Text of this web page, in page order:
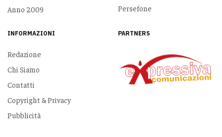
Anno 2009
Persefone
INFORMAZIONI
Redazione
Chi Siamo
Contatti
Copyright & Privacy
Pubblicità
PARTNERS